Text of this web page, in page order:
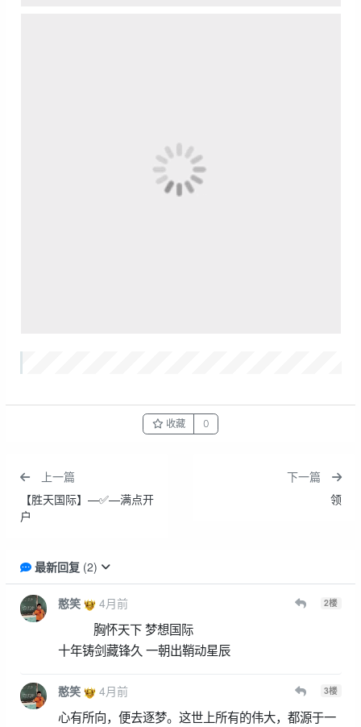
收藏 0
上一篇
【胜天国际】—✅—满点开
户
下一篇
领
最新回复(2)
憨笑 4月前 2楼
胸怀天下 梦想国际
十年铸剑藏锋久 一朝出鞘动星辰
憨笑 4月前 3楼
心有所向，便去逐梦。这世上所有的伟大，都源于一